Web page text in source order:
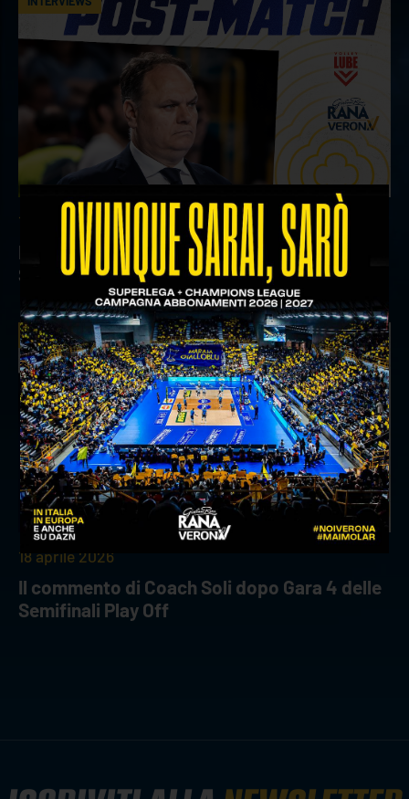
18 aprile 2026
Il commento del ds Lami dopo Gara 4 delle
Semifinali Play Off
INTERVIEWS
18 aprile 2026
Il commento di Coach Soli dopo Gara 4 delle
Semifinali Play Off